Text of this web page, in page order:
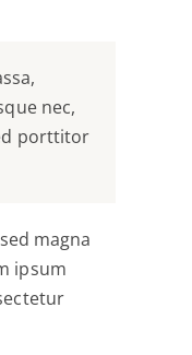
nec,
porttitor
magna
ipsum